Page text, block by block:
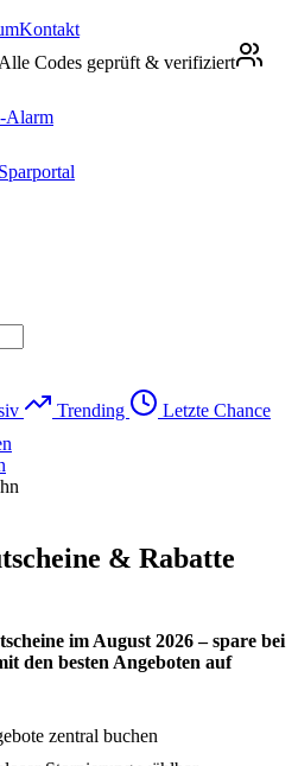
Kontakt
Alle Codes geprüft & verifiziert
Alarm
Trending
Letzte Chance
& Rabatte
im August 2026 – spare bei
den besten Angeboten auf
zentral buchen